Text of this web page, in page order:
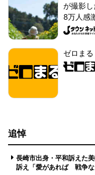
が撮影
8万人感
ゼロまる
追悼
長崎市出身・平和訴えた
訴え「愛があれば 戦争な